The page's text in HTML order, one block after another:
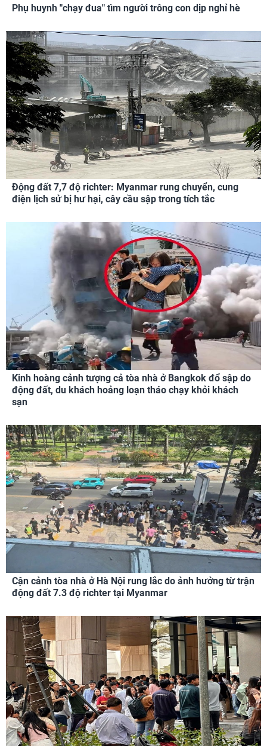
Phụ huynh "chạy đua" tìm người trông con dịp nghỉ hè
Động đất 7,7 độ richter: Myanmar rung chuyển, cung
điện lịch sử bị hư hại, cây cầu sập trong tích tắc
Kinh hoàng cảnh tượng cả tòa nhà ở Bangkok đổ sập do
động đất, du khách hoảng loạn tháo chạy khỏi khách
sạn
Cận cảnh tòa nhà ở Hà Nội rung lắc do ảnh hưởng từ trận
động đất 7.3 độ richter tại Myanmar